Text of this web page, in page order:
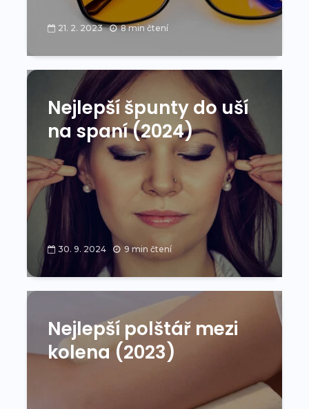
21. 2. 2023 8 min čtení
Nejlepší špunty do uší
na spaní (2024)
30. 9. 2024 9 min čtení
Nejlepší polštář mezi
kolena (2023)